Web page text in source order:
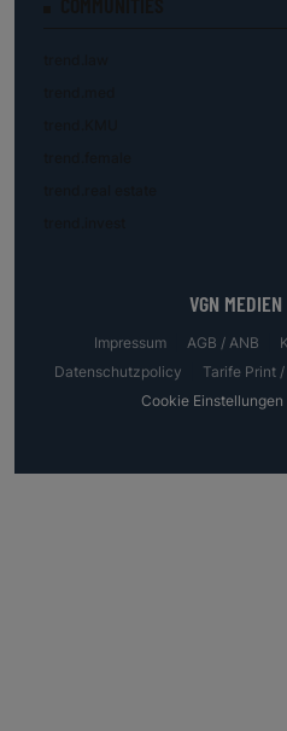
VGN
Impressum AGB / ANB
Datenschutzpolicy
Tarife Print
Cookie Einstellungen